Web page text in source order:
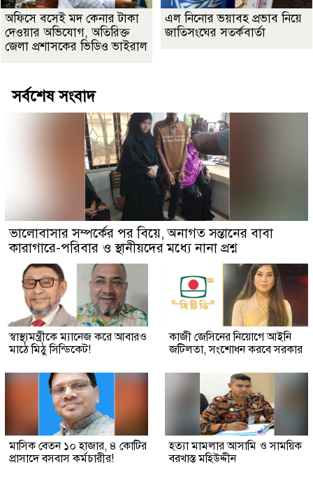
অফিসে বসেই মদ কেনার টাকা
দেওয়ার অভিযোগ, অতিরিক্ত
জেলা প্রশাসকের ভিডিও ভাইরাল
এল নিনোর ভয়াবহ প্রভাব নিয়ে
জাতিসংঘের সতর্কবার্তা
সর্বশেষ সংবাদ
ভালোবাসার সম্পর্কের পর বিয়ে, অনাগত সন্তানের বাবা
কারাগারে-পরিবার ও স্থানীয়দের মধ্যে নানা প্রশ্ন
স্বাস্থ্যমন্ত্রীকে ম্যানেজ করে আবারও
মাঠে মিঠু সিন্ডিকেট!
কাজী জেসিনের নিয়োগে আইনি
জটিলতা, সংশোধন করবে সরকার
মাসিক বেতন ১০ হাজার, ৪ কোটির
প্রাসাদে বসবাস কর্মচারীর!
হত্যা মামলার আসামি ও সাময়িক
বরখাস্ত মহিউদ্দীন